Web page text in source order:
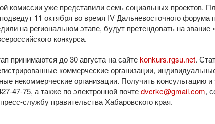
комиссии уже представили семь социальных проектов.
подведут 11 октября во время IV Дальневосточного форума
на региональном этапе, будут претендовать на
конкурса.
принимаются до 30 августа на сайтеkonkurs.rgsu.net.
коммерческие организации,
некоммерческие организации. Получить консультацию
47-75, а также по электронной почтеdvcrkc@gmail.com,
службу правительства Хабаровского края.